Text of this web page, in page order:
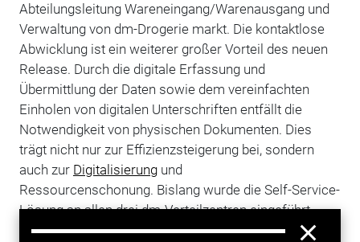
Abteilungsleitung Wareneingang/Warenausgang und
Verwaltung von dm-Drogerie markt. Die kontaktlose
Abwicklung ist ein weiterer großer Vorteil des neuen
Release. Durch die digitale Erfassung und
Übermittlung der Daten sowie dem vereinfachten
Einholen von digitalen Unterschriften entfällt die
Notwendigkeit von physischen Dokumenten. Dies
trägt nicht nur zur Effizienzsteigerung bei, sondern
auch zur Digitalisierungund
Ressourcenschonung. Bislang wurde die Self-Service-
Lösung an allen drei dm-Verteilzentren eingeführt.